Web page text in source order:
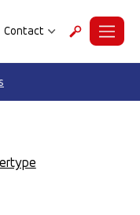
Contact ZoekenMenu